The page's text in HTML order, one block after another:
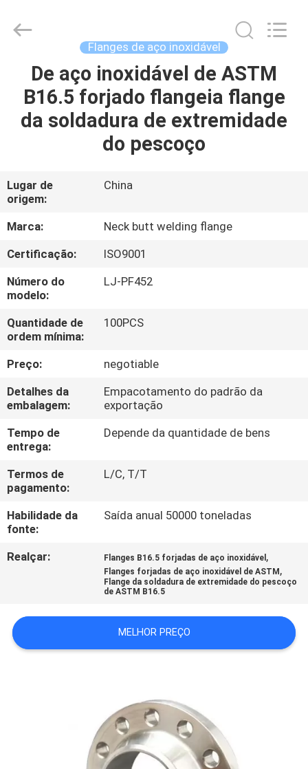
CASA
PRODUTOS
NÓS
EXCURSÃO
DA
FÁBRICA
CONTROLE
DA
QUALIDADE
CONTACTE-
NOS
NOTÍCIA
CASOS
MAPA
SITE
PRIVACY
Longjoy
Foreign
Flanges de aço inoxidável
De aço inoxidável de ASTM
B16.5 forjado flangeia flange
da soldadura de extremidade
do pescoço
Lugar de
origem:
China
Marca:
Neck butt welding flange
Certificação:
ISO9001
Número do
modelo:
LJ-PF452
Quantidade de
ordem mínima:
100PCS
Preço:
negotiable
Detalhes da
embalagem:
Empacotamento do padrão da
exportação
Tempo de
entrega:
Depende da quantidade de bens
Termos de
pagamento:
L/C, T/T
Habilidade da
fonte:
Saída anual 50000 toneladas
Realçar: Flanges B16.5 forjadas de aço inoxidável ,
Flanges forjadas de aço inoxidável de ASTM ,
Flange da soldadura de extremidade do pescoço
de ASTM B16.5
MELHOR PREÇO